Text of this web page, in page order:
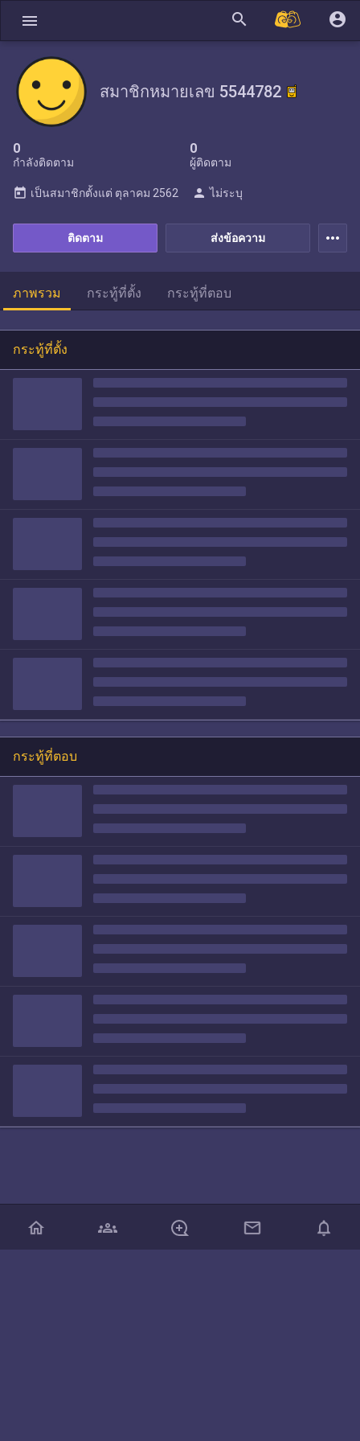
menu search account_circle
สมาชิกหมายเลข 5544782
0
กำลังติดตาม
0
ผู้ติดตาม
ส่งข้อความ
ติดตาม
today เป็นสมาชิกตั้งแต่ ตุลาคม 2562 person ไม่ระบุ
more_horiz
ภาพรวม กระทู้ที่ตั้ง กระทู้ที่ตอบ
กระทู้ที่ตั้ง
กระทู้ที่ตอบ